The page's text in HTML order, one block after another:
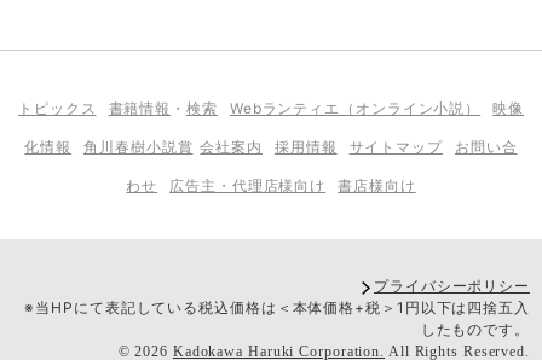
トピックス 書籍情報 ・検索 Webランティエ（オンライン小説） 映像
化情報 角川春樹小説賞 会社案内 採用情報 サイトマップ お問い合
わせ 広告主・代理店様向け 書店様向け
プライバシーポリシー
※当HPにて表記している税込価格は＜本体価格+税＞1円以下は四捨五入
したものです。
©2026 Kadokawa Haruki Corporation. All Rights Reserved.